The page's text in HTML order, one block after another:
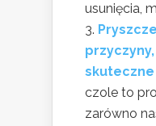
usunięcia,
skuteczne
czole to
zarówno